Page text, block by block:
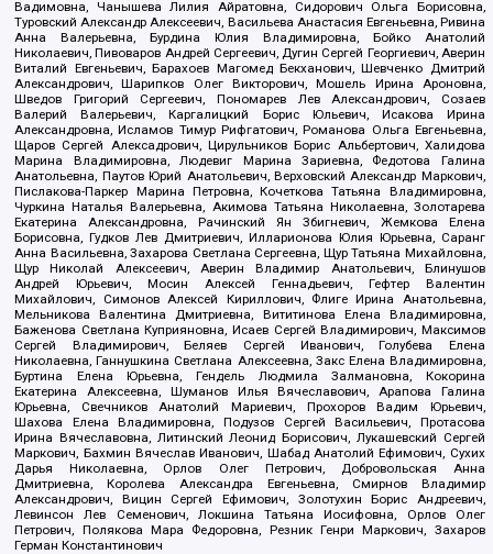
Вадимовна, Чанышева Лилия Айратовна, Сидорович Ольга Борисовна,
Туровский Александр Алексеевич, Васильева Анастасия Евгеньевна, Ривина
Анна Валерьевна, Бурдина Юлия Владимировна, Бойко Анатолий
Николаевич, Пивоваров Андрей Сергеевич, Дугин Сергей Георгиевич, Аверин
Виталий Евгеньевич, Барахоев Магомед Бекханович, Шевченко Дмитрий
Александрович, Шарипков Олег Викторович, Мошель Ирина Ароновна,
Шведов Григорий Сергеевич, Пономарев Лев Александрович, Созаев
Валерий Валерьевич, Каргалицкий Борис Юльевич, Исакова Ирина
Александровна, Исламов Тимур Рифгатович, Романова Ольга Евгеньевна,
Щаров Сергей Алексадрович, Цирульников Борис Альбертович, Халидова
Марина Владимировна, Людевиг Марина Зариевна, Федотова Галина
Анатольевна, Паутов Юрий Анатольевич, Верховский Александр Маркович,
Пислакова-Паркер Марина Петровна, Кочеткова Татьяна Владимировна,
Чуркина Наталья Валерьевна, Акимова Татьяна Николаевна, Золотарева
Екатерина Александровна, Рачинский Ян Збигневич, Жемкова Елена
Борисовна, Гудков Лев Дмитриевич, Илларионова Юлия Юрьевна, Саранг
Анна Васильевна, Захарова Светлана Сергеевна, Щур Татьяна Михайловна,
Щур Николай Алексеевич, Аверин Владимир Анатольевич, Блинушов
Андрей Юрьевич, Мосин Алексей Геннадьевич, Гефтер Валентин
Михайлович, Симонов Алексей Кириллович, Флиге Ирина Анатольевна,
Мельникова Валентина Дмитриевна, Вититинова Елена Владимировна,
Баженова Светлана Куприяновна, Исаев Сергей Владимирович, Максимов
Сергей Владимирович, Беляев Сергей Иванович, Голубева Елена
Николаевна, Ганнушкина Светлана Алексеевна, Закс Елена Владимировна,
Буртина Елена Юрьевна, Гендель Людмила Залмановна, Кокорина
Екатерина Алексеевна, Шуманов Илья Вячеславович, Арапова Галина
Юрьевна, Свечников Анатолий Мариевич, Прохоров Вадим Юрьевич,
Шахова Елена Владимировна, Подузов Сергей Васильевич, Протасова
Ирина Вячеславовна, Литинский Леонид Борисович, Лукашевский Сергей
Маркович, Бахмин Вячеслав Иванович, Шабад Анатолий Ефимович, Сухих
Дарья Николаевна, Орлов Олег Петрович, Добровольская Анна
Дмитриевна, Королева Александра Евгеньевна, Смирнов Владимир
Александрович, Вицин Сергей Ефимович, Золотухин Борис Андреевич,
Левинсон Лев Семенович, Локшина Татьяна Иосифовна, Орлов Олег
Петрович, Полякова Мара Федоровна, Резник Генри Маркович, Захаров
Герман Константинович